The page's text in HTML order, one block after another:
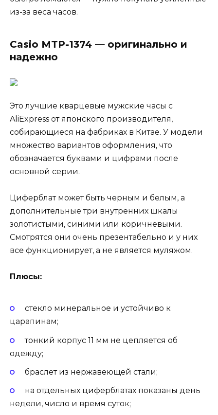
из-за веса часов.
Casio MTP-1374 — оригинально и
надежно
Это лучшие кварцевые мужские часы с
AliExpress от японского производителя,
собирающиеся на фабриках в Китае. У модели
множество вариантов оформления, что
обозначается буквами и цифрами после
основной серии.
Циферблат может быть черным и белым, а
дополнительные три внутренних шкалы
золотистыми, синими или коричневыми.
Смотрятся они очень презентабельно и у них
все функционирует, а не является муляжом.
Плюсы:
стекло минеральное и устойчиво к
царапинам;
тонкий корпус 11 мм не цепляется об
одежду;
браслет из нержавеющей стали;
на отдельных циферблатах показаны день
недели, число и время суток;